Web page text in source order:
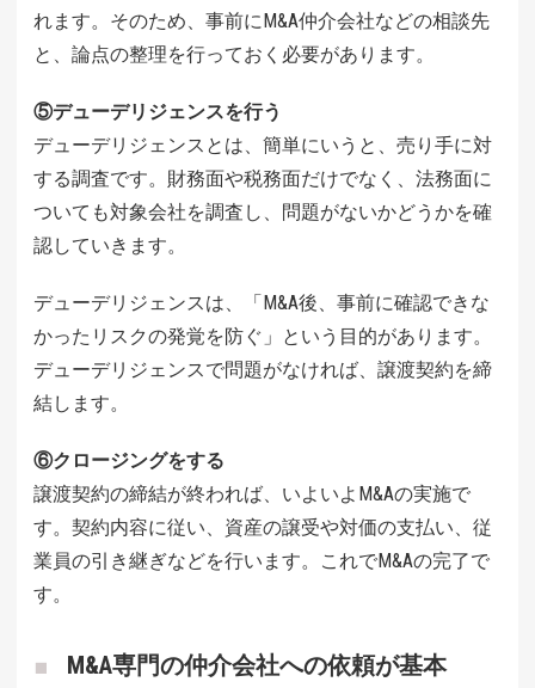
れます。そのため、事前にM&A仲介会社などの相談先
と、論点の整理を行っておく必要があります。
⑤デューデリジェンスを行う
デューデリジェンスとは、簡単にいうと、売り手に対
する調査です。財務面や税務面だけでなく、法務面に
ついても対象会社を調査し、問題がないかどうかを確
認していきます。
デューデリジェンスは、「M&A後、事前に確認できな
かったリスクの発覚を防ぐ」という目的があります。
デューデリジェンスで問題がなければ、譲渡契約を締
結します。
⑥クロージングをする
譲渡契約の締結が終われば、いよいよM&Aの実施で
す。契約内容に従い、資産の譲受や対価の支払い、従
業員の引き継ぎなどを行います。これでM&Aの完了で
す。
M&A専門の仲介会社への依頼が基本